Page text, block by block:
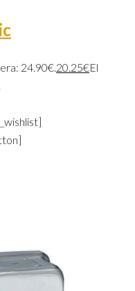
24.90€.20.25€El